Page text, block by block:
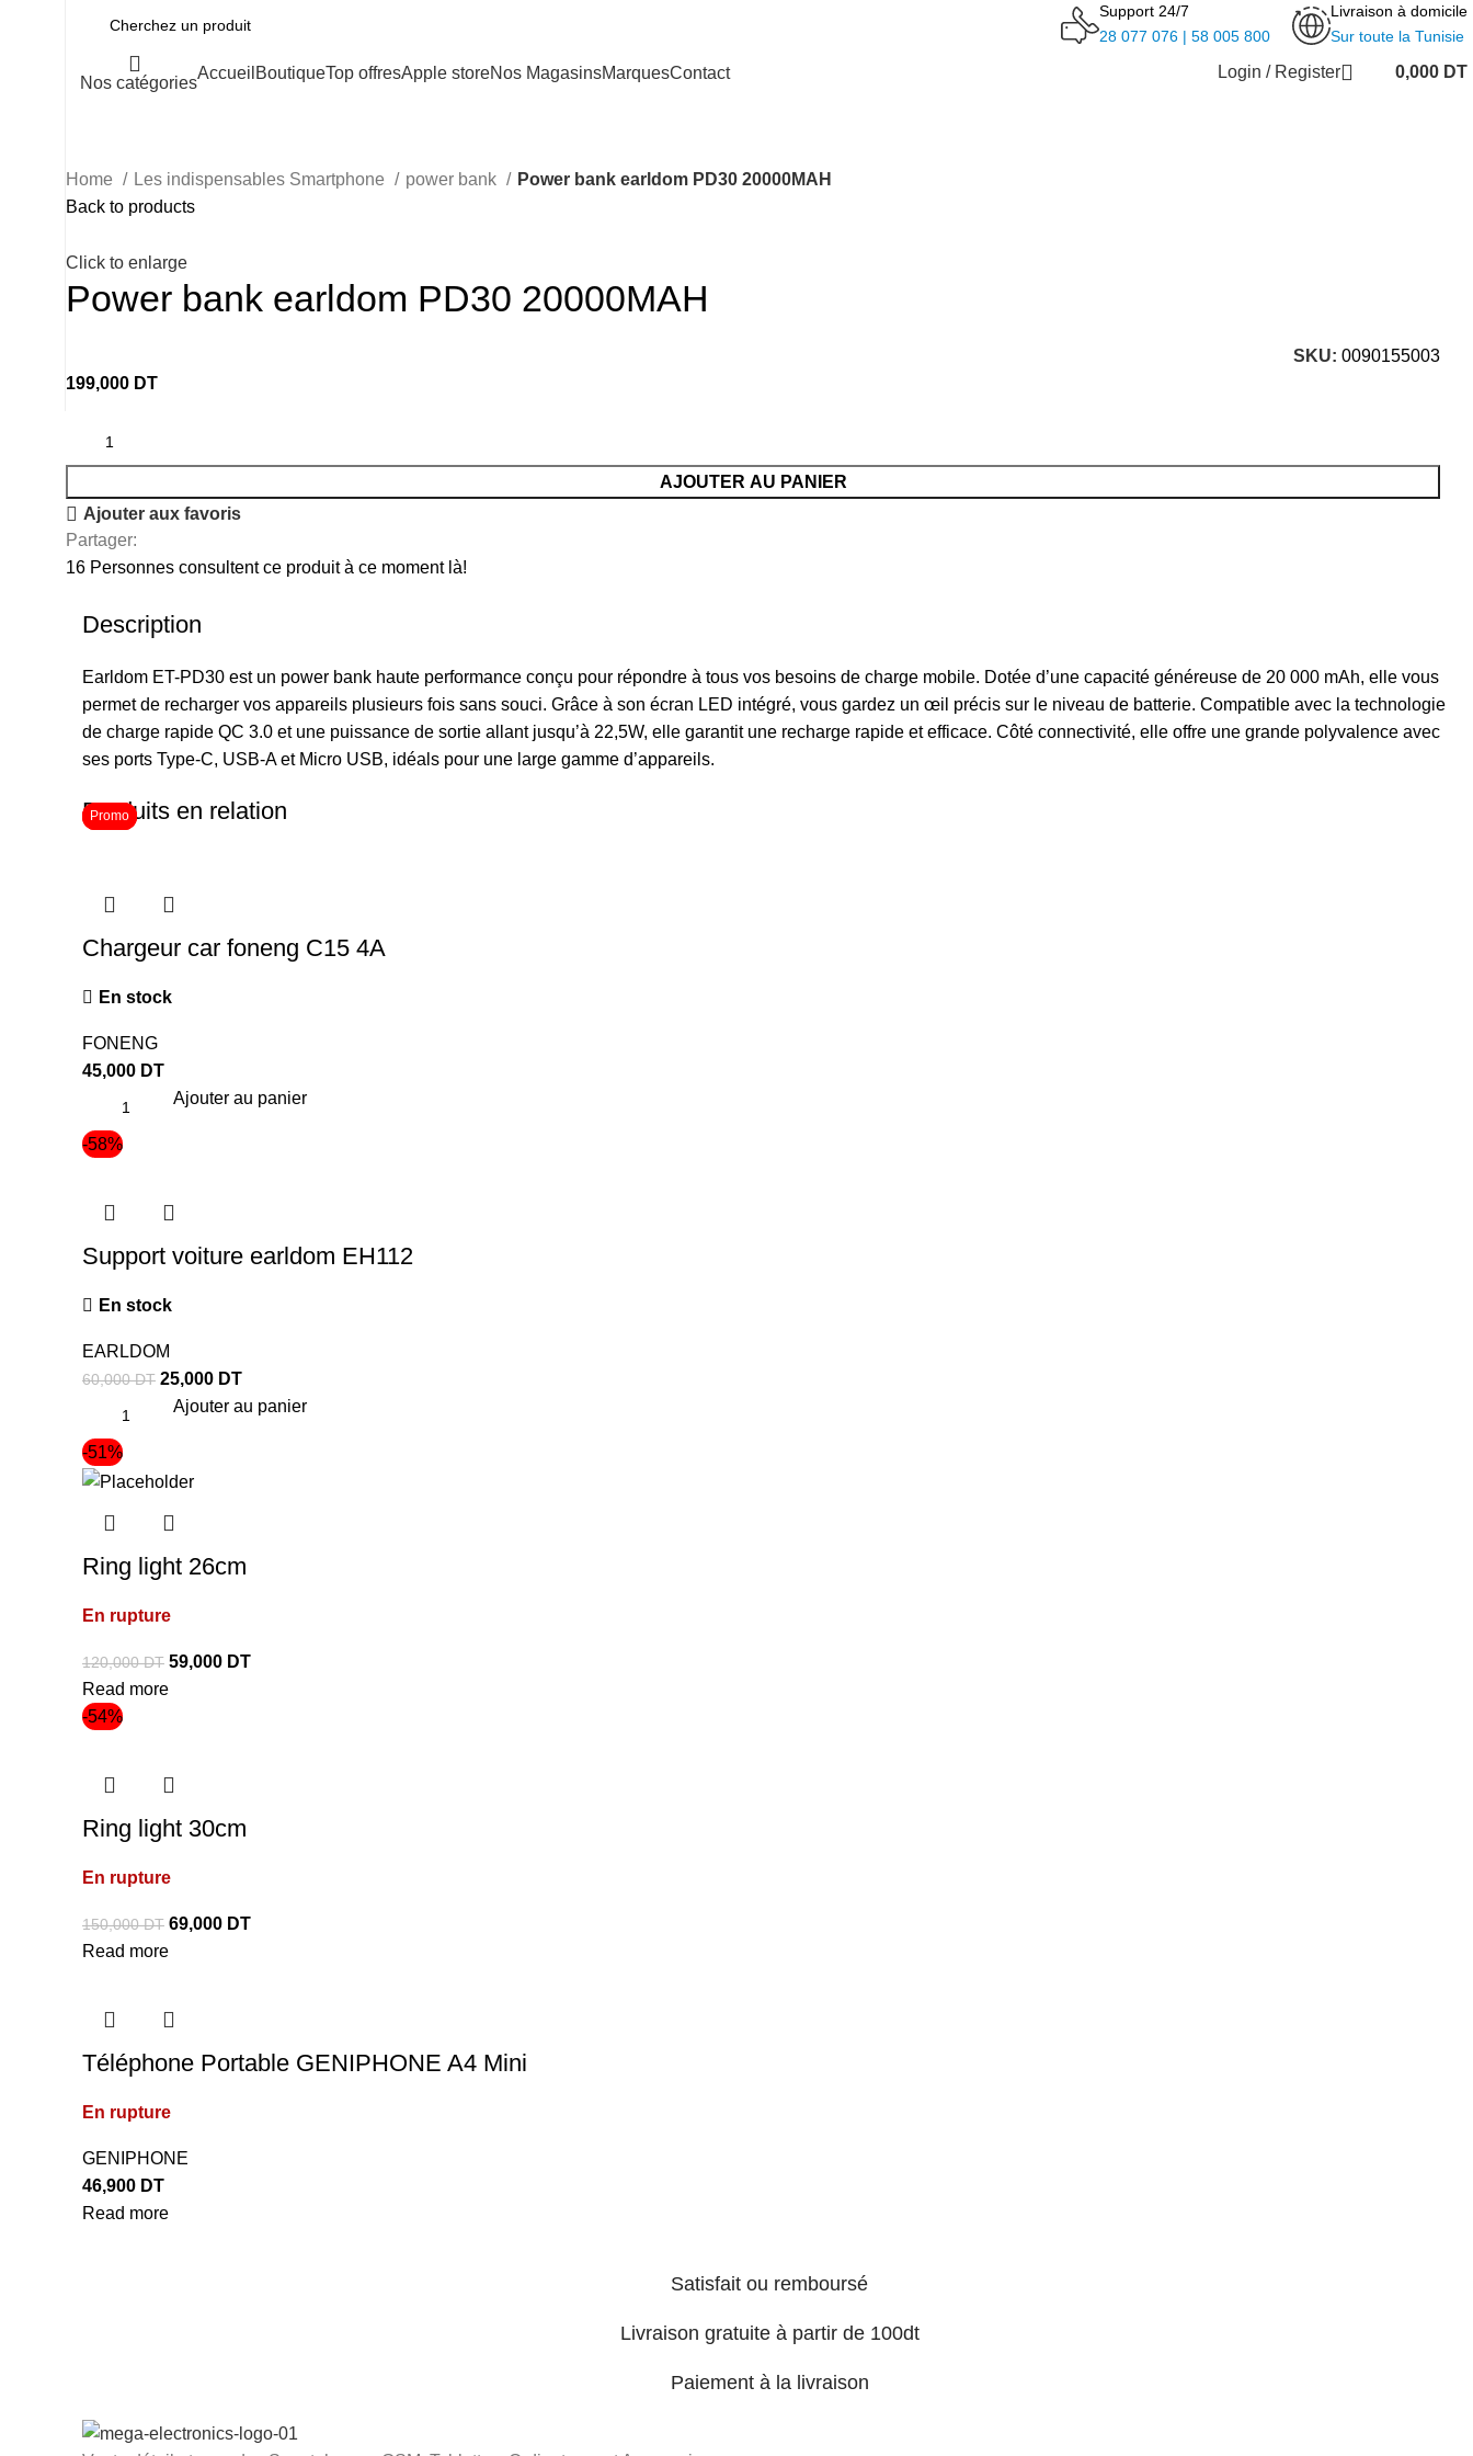
Support 24/7
28 077 076 | 58 005 800
Livraison à domicile
Sur toute la Tunisie
Nos catégories
Accueil BoutiqueTop offresApple storeNos MagasinsMarquesContact Login / Register 0,000 DT
Home Les indispensables Smartphone power bank
Power bank earldom PD30 20000MAH
Back to products
Click to enlarge
Power bank earldom PD30 20000MAH
SKU:0090155003
199,000 DT
AJOUTER AU PANIER
Ajouter aux favoris
Partager:
16 Personnes consultent ce produit à ce moment là!
Description
Earldom ET-PD30 est un power bank haute performance conçu pour répondre à tous vos besoins de charge mobile. Dotée d’une capacité généreuse de 20 000 mAh, elle vous
permet de recharger vos appareils plusieurs fois sans souci. Grâce à son écran LED intégré, vous gardez un œil précis sur le niveau de batterie. Compatible avec la technologie
de charge rapide QC 3.0 et une puissance de sortie allant jusqu’à 22,5W, elle garantit une recharge rapide et efficace. Côté connectivité, elle offre une grande polyvalence avec
ses ports Type-C, USB-A et Micro USB, idéals pour une large gamme d’appareils.
Produits en relation
Chargeur car foneng C15 4A
En stock
FONENG
45,000 DT
Ajouter au panier
-58%
Promo
Support voiture earldom EH112
En stock
EARLDOM
60,000DT 25,000 DT
Ajouter au panier
-51%
Promo
Ring light 26cm
En rupture
120,000DT 59,000 DT
Read more
-54%
Promo
Ring light 30cm
En rupture
150,000DT 69,000 DT
Read more
Téléphone Portable GENIPHONE A4 Mini
En rupture
GENIPHONE
46,900 DT
Read more
Satisfait ou remboursé
Livraison gratuite à partir de 100dt
Paiement à la livraison